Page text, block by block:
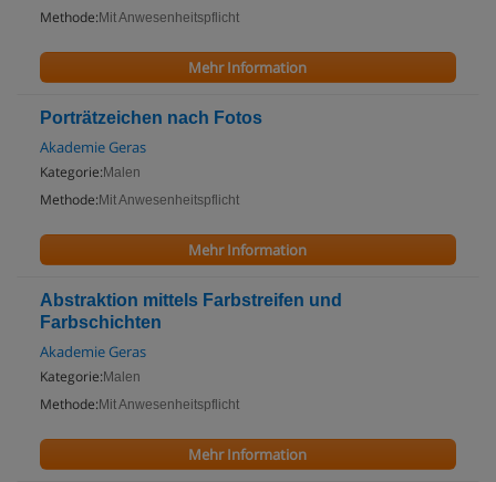
Methode: Mit Anwesenheitspflicht
Mehr Information
Porträtzeichen nach Fotos
Akademie Geras
Kategorie: Malen
Methode: Mit Anwesenheitspflicht
Mehr Information
Abstraktion mittels Farbstreifen und
Farbschichten
Akademie Geras
Kategorie: Malen
Methode: Mit Anwesenheitspflicht
Mehr Information